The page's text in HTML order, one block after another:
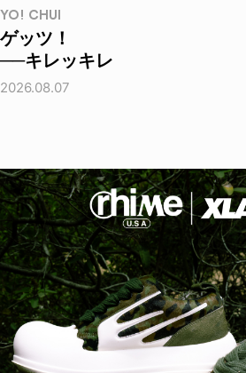
YO! CHUI
ゲッツ！
──キレッキレ
2026.08.07